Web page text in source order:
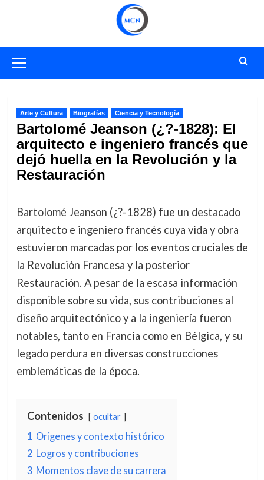
primario
Arte y Cultura Biografías Ciencia y Tecnología
Bartolomé Jeanson (¿?-1828): El
arquitecto e ingeniero francés que
dejó huella en la Revolución y la
Restauración
Bartolomé Jeanson (¿?-1828) fue un destacado
arquitecto e ingeniero francés cuya vida y obra
estuvieron marcadas por los eventos cruciales de
la Revolución Francesa y la posterior
Restauración. A pesar de la escasa información
disponible sobre su vida, sus contribuciones al
diseño arquitectónico y a la ingeniería fueron
notables, tanto en Francia como en Bélgica, y su
legado perdura en diversas construcciones
emblemáticas de la época.
Contenidos ocultar
1 Orígenes y contexto histórico
2 Logros y contribuciones
3 Momentos clave de su carrera